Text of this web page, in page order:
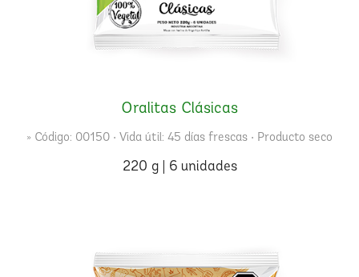
Oralitas Clásicas
» Código: 00150 • Vida útil: 45 días frescas • Producto seco
220 g | 6 unidades